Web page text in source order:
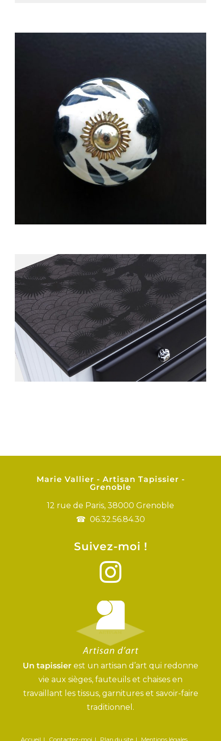
Marie Vallier - Artisan Tapissier -
Grenoble
12 rue de Paris, 38000 Grenoble
06.32.56.84.30
Suivez-moi !
Un tapissier est un artisan d’art qui redonne
vie aux sièges, fauteuils et chaises en
travaillant les tissus, garnitures et savoir-faire
traditionnel.
Accueil Contactez-moi Plan du site Mentions légales